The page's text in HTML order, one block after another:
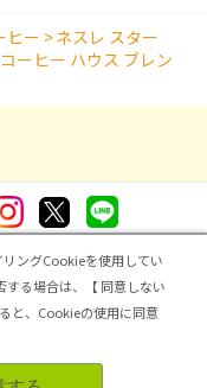
ヒー >ネスレ スター
ーヒー ハウス ブレン
ーインタビュー | カテゴリ一覧
ングCookieを使用してい
る場合は、【 同意しない
と、Cookieの使用に同意